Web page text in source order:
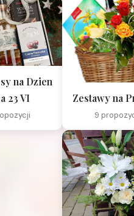
na Dzien
23 VI
Zestawy na
9